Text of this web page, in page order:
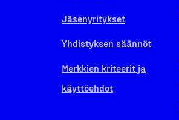
Jäsenyritykset
Yhdistyksen säännöt
Merkkien kriteerit ja
käyttöehdot